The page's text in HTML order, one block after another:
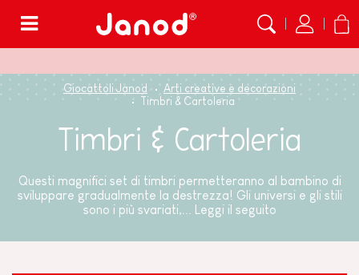
Giocattoli Janod
Arti creative e decorazioni
Timbri & Cartoleria
Timbri & Cartoleria
Questi magnifici set di timbri permetteranno al bambino di
sviluppare gradualmente la destrezza! Gli universi e gli stili
sono i più svariati,...
Leggi il seguito